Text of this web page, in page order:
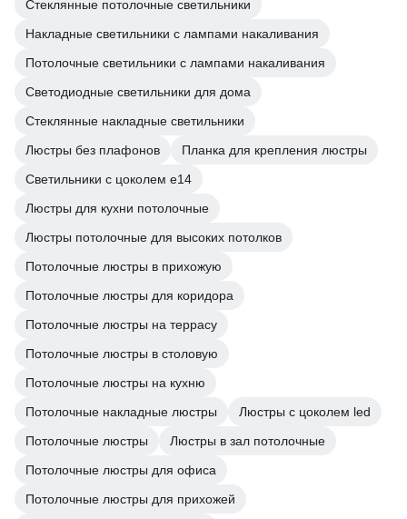
Стеклянные потолочные светильники
Накладные светильники с лампами накаливания
Потолочные светильники с лампами накаливания
Светодиодные светильники для дома
Стеклянные накладные светильники
Люстры без плафонов
Планка для крепления люстры
Светильники с цоколем e14
Люстры для кухни потолочные
Люстры потолочные для высоких потолков
Потолочные люстры в прихожую
Потолочные люстры для коридора
Потолочные люстры на террасу
Потолочные люстры в столовую
Потолочные люстры на кухню
Потолочные накладные люстры
Люстры с цоколем led
Потолочные люстры
Люстры в зал потолочные
Потолочные люстры для офиса
Потолочные люстры для прихожей